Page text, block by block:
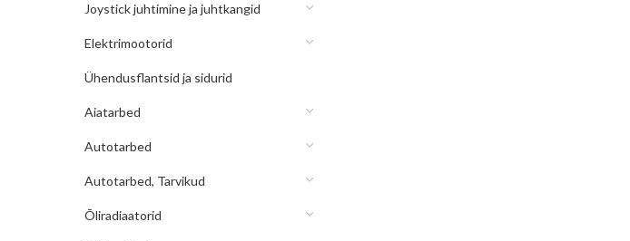
Joystick juhtimine ja juhtkangid
Elektrimootorid
Ühendusflantsid ja sidurid
Aiatarbed
Autotarbed
Autotarbed, Tarvikud
Õliradiaatorid